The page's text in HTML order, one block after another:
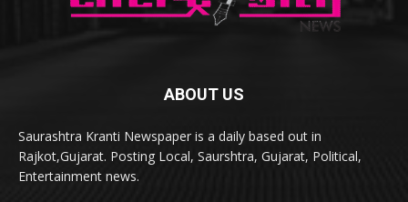
ABOUT US
Saurashtra Kranti Newspaper is a daily based out in
Rajkot,Gujarat. Posting Local, Saurshtra, Gujarat, Political,
Entertainment news.